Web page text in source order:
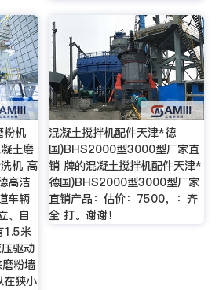
粉机
土磨
机 高
高洁
车辆
、自
1.5米
驱动
粉墙
在狭小
混凝土搅拌机配件天津*德
国)BHS2000型3000型厂家直
销 牌的混凝土搅拌机配件天津*
德国)BHS2000型3000型厂家
直销产品：估价：7500，：齐
全 打。谢谢！